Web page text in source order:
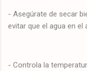
- Asegúrate de secar
evitar que el agua en
- Controla la